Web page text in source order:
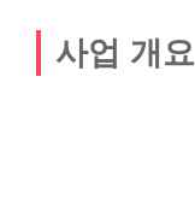
사업 개요